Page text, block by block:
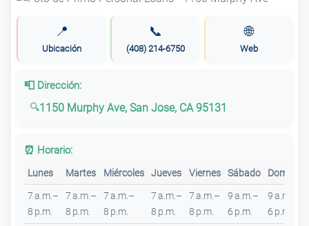
📍
Ubicación
📞
(408) 214-6750
🌐
Web
📮 Dirección:
1150 Murphy Ave, San Jose, CA 95131
⏰ Horario:
Lunes Martes Miércoles Jueves Viernes Sábado Domingo
7 a.m.–
8 p.m.
7 a.m.–
8 p.m.
7 a.m.–
8 p.m.
7 a.m.–
8 p.m.
7 a.m.–
8 p.m.
9 a.m.–
6 p.m.
9 a.m.–
6 p.m.